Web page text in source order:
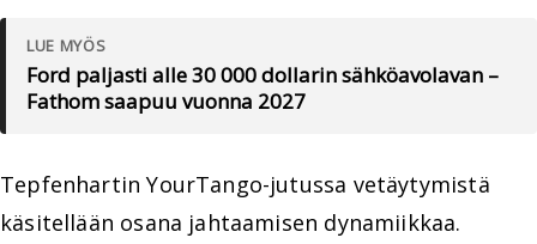
LUE MYÖS
Ford paljasti alle 30 000 dollarin sähköavolavan –
Fathom saapuu vuonna 2027
Tepfenhartin YourTango-jutussa vetäytymistä
käsitellään osana jahtaamisen dynamiikkaa.